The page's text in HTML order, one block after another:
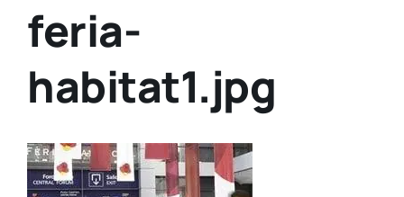
feria-
habitat1.jpg